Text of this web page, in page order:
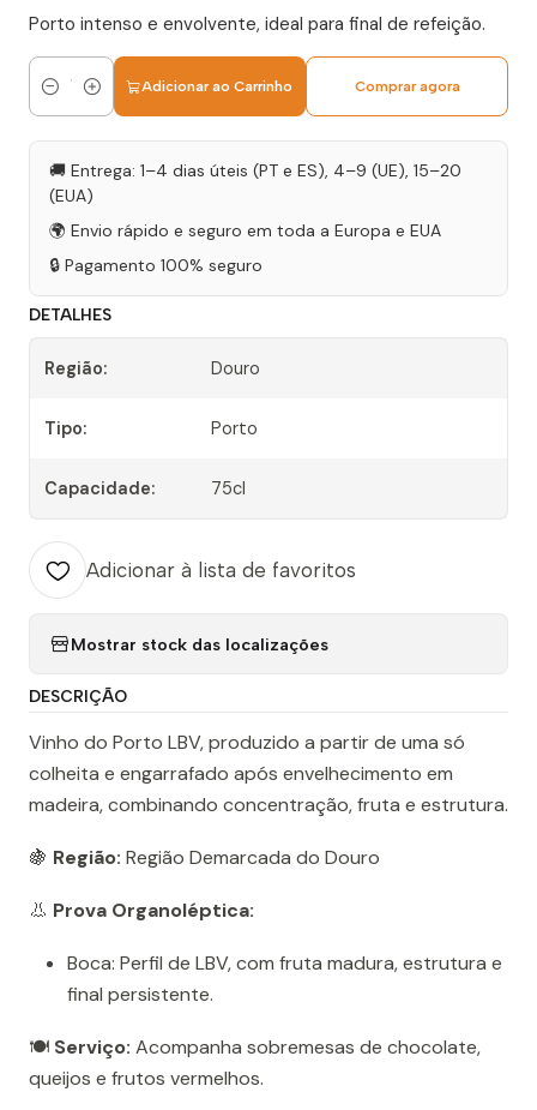
Porto intenso e envolvente, ideal para final de refeição.
Quantidade
Adicionar ao Carrinho Comprar agora
🚚 Entrega: 1–4 dias úteis (PT e ES), 4–9 (UE), 15–20
(EUA)
🌍 Envio rápido e seguro em toda a Europa e EUA
🔒 Pagamento 100% seguro
DETALHES
Região: Douro
Tipo: Porto
Capacidade: 75cl
Adicionar à lista de favoritos
Mostrar stock das localizações
DESCRIÇÃO
Vinho do Porto LBV, produzido a partir de uma só
colheita e engarrafado após envelhecimento em
madeira, combinando concentração, fruta e estrutura.
🍇 Região: Região Demarcada do Douro
👃 Prova Organoléptica:
Boca: Perfil de LBV, com fruta madura, estrutura e
final persistente.
🍽️ Serviço: Acompanha sobremesas de chocolate,
queijos e frutos vermelhos.